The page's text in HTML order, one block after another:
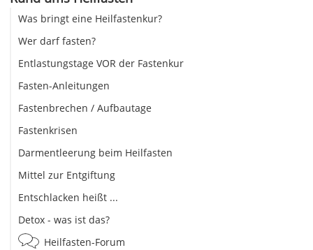
Was bringt eine Heilfastenkur?
Wer darf fasten?
Entlastungstage VOR der Fastenkur
Fasten-Anleitungen
Fastenbrechen / Aufbautage
Fastenkrisen
Darmentleerung beim Heilfasten
Mittel zur Entgiftung
Entschlacken heißt ...
Detox - was ist das?
Heilfasten-Forum